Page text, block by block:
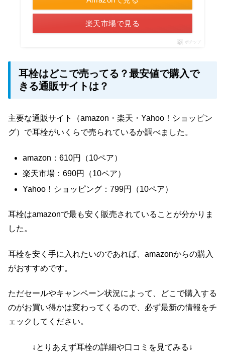
楽天市場で見る
ポチップ
耳栓はどこで売ってる？最安値で購入で
きる通販サイトは？
主要な通販サイト（amazon・楽天・Yahoo！ショッピン
グ）で耳栓がいくらで売られているか調べました。
amazon：610円（10ペア）
楽天市場：690円（10ペア）
Yahoo！ショッピング：799円（10ペア）
耳栓はamazonで最も安く販売されていることが分かりま
した。
耳栓を安く手に入れたいのであれば、amazonからの購入
がおすすめです。
ただセールやキャンペーン状況によって、どこで購入する
のがお買い得かは変わってくるので、必ず最新の情報をチ
ェックしてください。
↓とりあえず耳栓の詳細や口コミを見てみる↓